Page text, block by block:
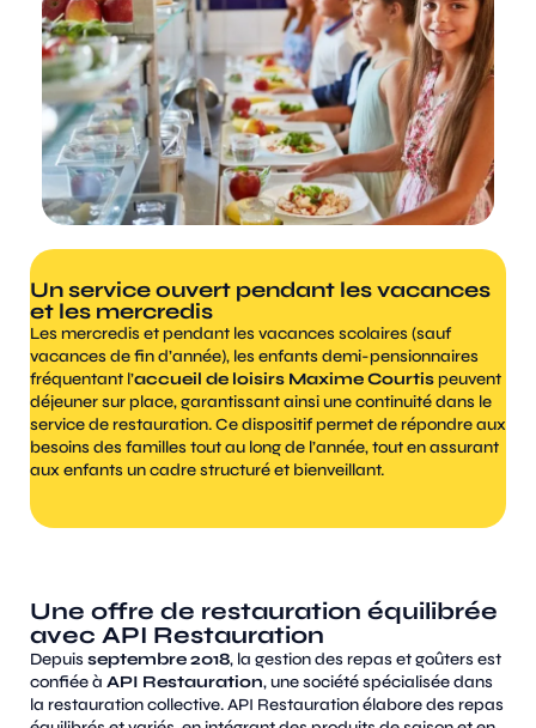
Un service ouvert pendant les vacances
et les mercredis
Les mercredis et pendant les vacances scolaires (sauf
vacances de fin d’année), les enfants demi-pensionnaires
fréquentant l’accueil de loisirs Maxime Courtispeuvent
déjeuner sur place, garantissant ainsi une continuité dans le
service de restauration. Ce dispositif permet de répondre aux
besoins des familles tout au long de l’année, tout en assurant
aux enfants un cadre structuré et bienveillant.
Une offre de restauration équilibrée
avec API Restauration
Depuisseptembre 2018, la gestion des repas et goûters est
confiée à API Restauration, une société spécialisée dans
la restauration collective. API Restauration élabore des repas